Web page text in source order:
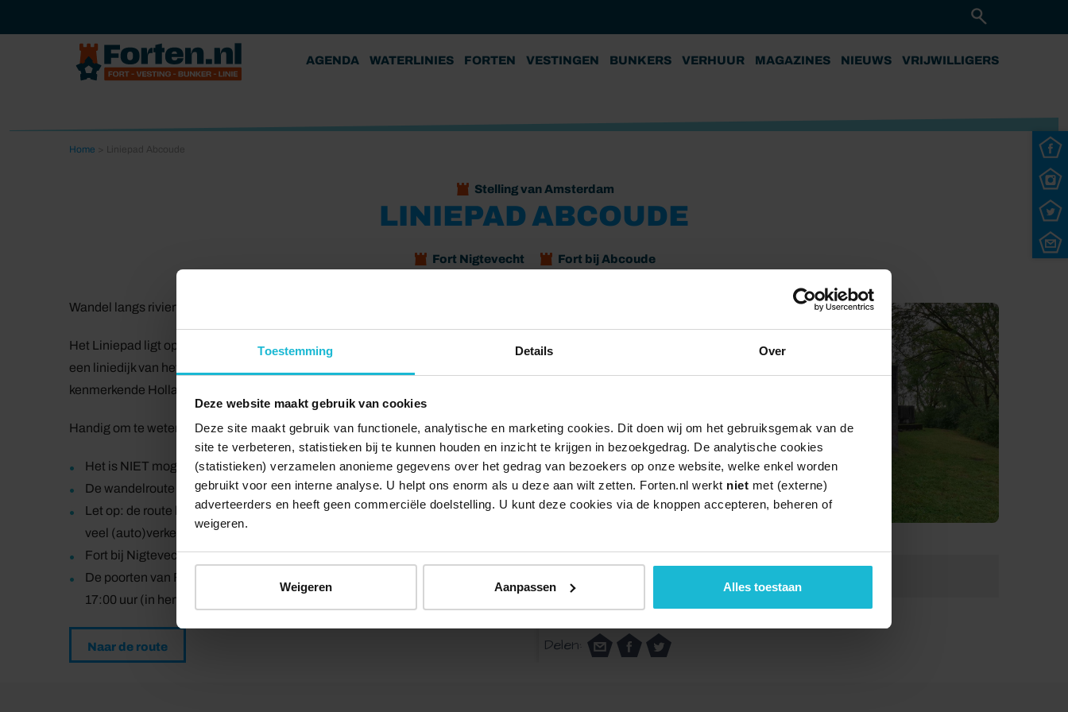
Toestemming Details Over
Deze website maakt gebruik van cookies
Deze site maakt gebruik van functionele, analytische en marketing cookies. Dit doen wij om het gebruiksgemak van de
site te verbeteren, statistieken bij te kunnen houden en inzicht te krijgen in bezoekgedrag. De analytische cookies
(statistieken) verzamelen anonieme gegevens over het gedrag van bezoekers op onze website, welke enkel worden
gebruikt voor een interne analyse. U helpt ons enorm als u deze aan wilt zetten. Forten.nl werkt niet met (externe)
adverteerders en heeft geen commerciële doelstelling. U kunt deze cookies via de knoppen accepteren, beheren of
weigeren.
Weigeren Aanpassen Alles toestaan
AGENDA WATERLINIES FORTEN VESTINGEN BUNKERS VERHUUR MAGAZINES NIEUWS VRIJWILLIGERS
Home
Stelling van Amsterdam
LINIEPAD ABCOUDE
Fort Nigtevecht Fort bij Abcoude
Wandel langs riviertje het Gein, historische dijken en twee forten: Fort bij Abcoude en Fort bij Nigtevecht.
Het Liniepad ligt op het zuidoostfront van de Stelling van Amsterdam. Je wandelt langs forten en batterijen en
een liniedijk van het historische verdedigingswerk. De wandeling biedt je een weidse blik over het
kenmerkende Hollandse landschap met water, molens en langgerekte landerijen.
Handig om te weten
Het is NIET mogelijk om te parkeren bij Hotel De Witte Dame.
De wandelroute is bewegwijzerd met blauwe pijltjes.
Let op: de route loopt voor een groot gedeelte over de verharde weg. Op mooie (weekend)dagen kan er
veel (auto)verkeer op deze wegen zijn.
Fort bij Nigtevecht is in het weekend geopend van 10:00 tot 17:00 uur. Horeca aanwezig.
De poorten van Fort bij Abcoude zijn op donderdag, vrijdag, zaterdag en zondag geopend van 10:00 tot
17:00 uur (in herfst en winter tot 16:00 uur). Geen horeca aanwezig.
Naar de route Delen: